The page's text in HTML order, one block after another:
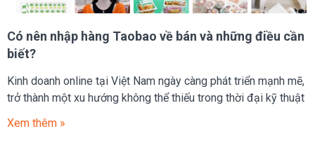
Có nên nhập hàng Taobao về bán và những điều cần
biết?
Kinh doanh online tại Việt Nam ngày càng phát triển mạnh mẽ,
trở thành một xu hướng không thể thiếu trong thời đại kỹ thuật
Xem thêm »